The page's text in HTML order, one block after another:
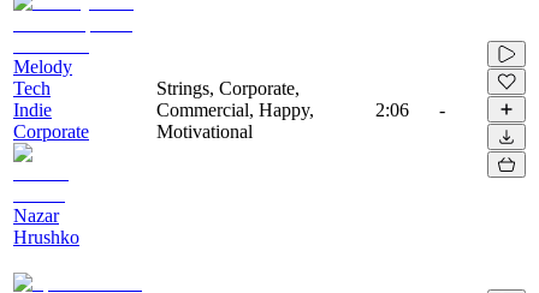
Melody
Tech
Indie
Corporate
Nazar
Hrushko
Strings, Corporate,
Commercial, Happy,
Motivational
2:06 -